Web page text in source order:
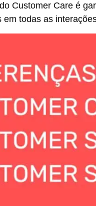
Customer Care é
em todas as